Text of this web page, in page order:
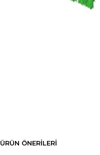
ÜRÜN ÖNERILERI